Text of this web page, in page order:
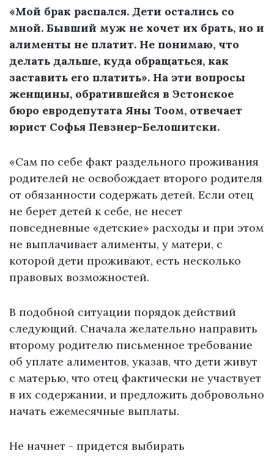
«Мой брак распался. Дети остались со
мной. Бывший муж не хочет их брать, но и
алименты не платит. Не понимаю, что
делать дальше, куда обращаться, как
заставить его платить». На эти вопросы
женщины, обратившейся в Эстонское
бюро евродепутата Яны Тоом, отвечает
юрист Софья Певзнер-Белошитски.
«Сам по себе факт раздельного проживания
родителей не освобождает второго родителя
от обязанности содержать детей. Если отец
не берет детей к себе, не несет
повседневные «детские» расходы и при этом
не выплачивает алименты, у матери, с
которой дети проживают, есть несколько
правовых возможностей.
В подобной ситуации порядок действий
следующий. Сначала желательно направить
второму родителю письменное требование
об уплате алиментов, указав, что дети живут
с матерью, что отец фактически не участвует
в их содержании, и предложить добровольно
начать ежемесячные выплаты.
Не начнет - придется выбирать